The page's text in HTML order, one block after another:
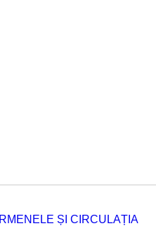
ȘI CIRCULAȚIA